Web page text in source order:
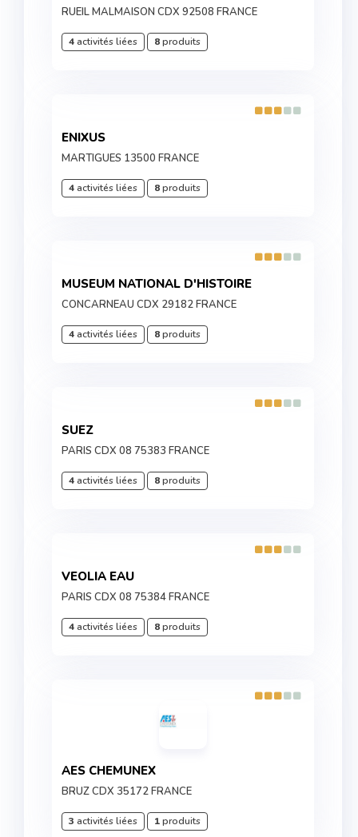
RUEIL MALMAISON CDX 92508 FRANCE
4activités liées 8produits
ENIXUS
MARTIGUES 13500 FRANCE
4activités liées 8produits
MUSEUM NATIONAL D'HISTOIRE
CONCARNEAU CDX 29182 FRANCE
4activités liées 8produits
SUEZ
PARIS CDX 08 75383 FRANCE
4activités liées 8produits
VEOLIA EAU
PARIS CDX 08 75384 FRANCE
4activités liées 8produits
AES CHEMUNEX
BRUZ CDX 35172 FRANCE
3 activités liées 1produits